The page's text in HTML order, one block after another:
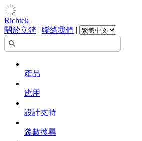
Richtek
關於立錡 | 聯絡我們 |
產品
應用
設計支持
參數搜尋